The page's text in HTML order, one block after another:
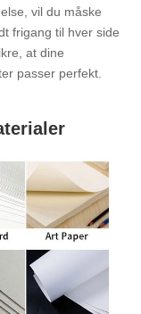
vil du måske
frigang til hver side
at dine
passer perfekt.